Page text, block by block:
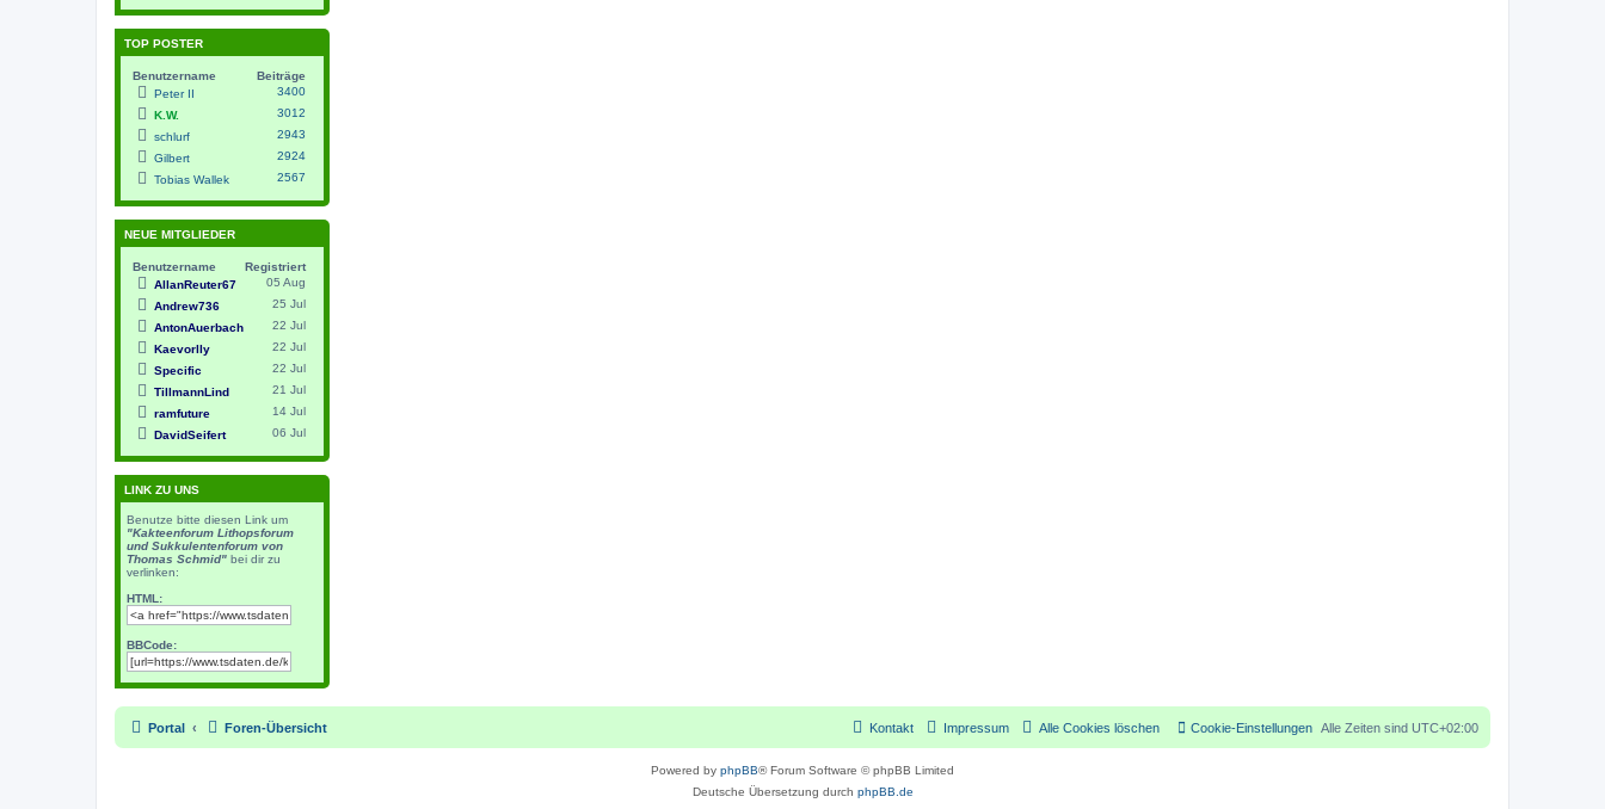
TOP POSTER
Benutzername
Beiträge
Peter II
3400
K.W.
3012
schlurf
2943
Gilbert
2924
Tobias Wallek
2567
NEUE MITGLIEDER
Benutzername
Registriert
AllanReuter67
05 Aug
Andrew736
25 Jul
AntonAuerbach
22 Jul
Kaevorlly
22 Jul
Specific
22 Jul
TillmannLind
21 Jul
ramfuture
14 Jul
DavidSeifert
06 Jul
LINK ZU UNS
Benutze bitte diesen Link um
"Kakteenforum Lithopsforum
und Sukkulentenforum von
Thomas Schmid" bei dir zu
verlinken:
HTML:
BBCode:
Portal Foren-Übersicht Alle Zeiten sind UTC+02:00
Cookie-Einstellungen
Alle Cookies löschen
Impressum
Kontakt
Powered by phpBB® Forum Software © phpBB Limited
Deutsche Übersetzung durch phpBB.de